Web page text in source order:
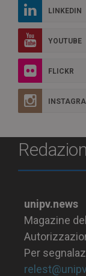
LINKEDIN
YOUTUBE
FLICKR
unipv.news
Magazine
Per